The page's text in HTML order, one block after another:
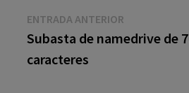
Navegación
de
ENTRADA ANTERIOR
anterior:
Subasta de namedrive de
caracteres